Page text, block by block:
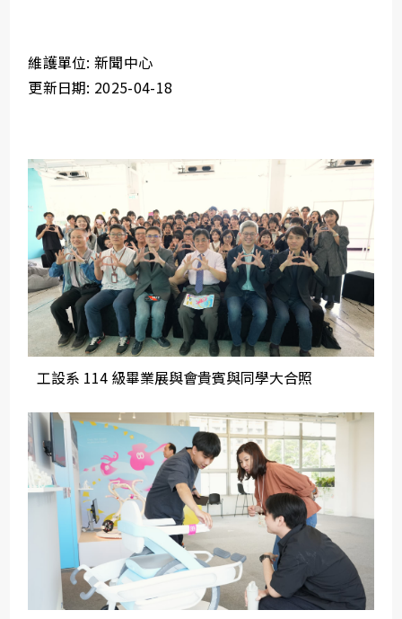
維護單位: 新聞中心
更新日期: 2025-04-18
工設系 114 級畢業展與會貴賓與同學大合照